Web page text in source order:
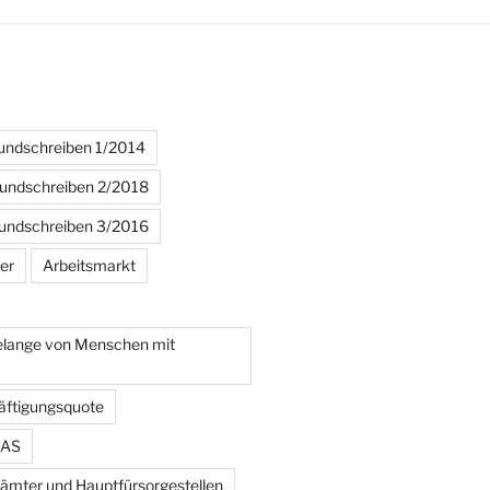
1/2014
2/2018
3/2016
Arbeitsmarkt
von Menschen mit
und Hauptfürsorgestellen